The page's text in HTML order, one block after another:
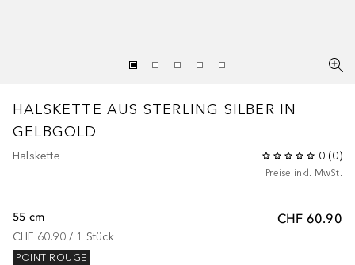
HALSKETTE AUS STERLING SILBER IN
GELBGOLD
Halskette 0 (0)
Preise inkl. MwSt.
CHF 60.90
55 cm
CHF 60.90 / 1 Stück
POINT ROUGE